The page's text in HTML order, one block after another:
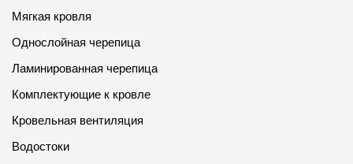
Мягкая кровля
Однослойная черепица
Ламинированная черепица
Комплектующие к кровле
Кровельная вентиляция
Водостоки